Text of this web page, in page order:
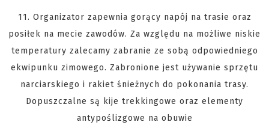
11. Organizator zapewnia gorący napój na trasie oraz
posiłek na mecie zawodów. Za względu na możliwe niskie
temperatury zalecamy zabranie ze sobą odpowiedniego
ekwipunku zimowego. Zabronione jest używanie sprzętu
narciarskiego i rakiet śnieżnych do pokonania trasy.
Dopuszczalne są kije trekkingowe oraz elementy
antypoślizgowe na obuwie